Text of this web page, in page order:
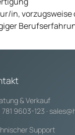
in,
& Verkauf
781 9603-123 ·
Support